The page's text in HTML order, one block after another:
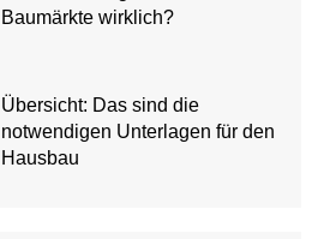
Baumärkte wirklich?
Übersicht: Das sind die
notwendigen Unterlagen für den
Hausbau